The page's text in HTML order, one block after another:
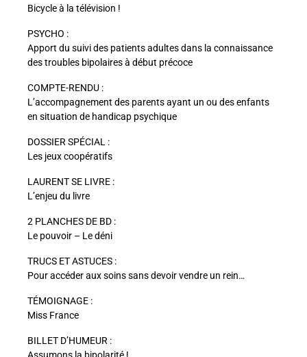
Bicycle à la télévision !
PSYCHO :
Apport du suivi des patients adultes dans la connaissance
des troubles bipolaires à début précoce
COMPTE-RENDU :
L’accompagnement des parents ayant un ou des enfants
en situation de handicap psychique
DOSSIER SPÉCIAL :
Les jeux coopératifs
LAURENT SE LIVRE :
L’enjeu du livre
2 PLANCHES DE BD :
Le pouvoir – Le déni
TRUCS ET ASTUCES :
Pour accéder aux soins sans devoir vendre un rein…
TÉMOIGNAGE :
Miss France
BILLET D’HUMEUR :
Assumons la bipolarité !